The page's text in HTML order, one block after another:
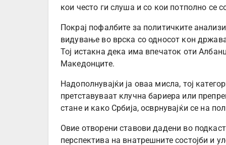
кои често ги слуша и со кои потполно се
Покрај пофалбите за политичките
видување во врска со односот кон
Тој истакна дека има впечаток оти
Македонците.
Надополнувајќи ја оваа мисла, тој
претставуваат клучна бариера или
стане и како Србија, осврнувајќи се на
Овие отворени ставови дадени во
перспектива на внатрешните состојби и